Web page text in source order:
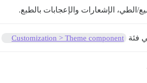
الطي، الإشعارات والإعجابات بالطبع.
فئة Customization > Theme component